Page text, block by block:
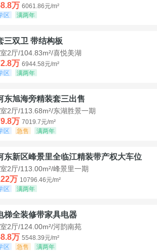
万 6061.86元/m²
区
满两年
三双卫 带结构板
2厅/104.83m²/喜悦美湖
万 6944.58元/m²
区
满两年
东旭海旁精装套三出售
2厅/113.68m²/东湖胜景一期
万 7019.7元/m²
区
急售 满两年
东新区峰景里全临江精装带产权大车位
2厅/113.00m²/峰景里一期
万 10796.46元/m²
区
满两年
梯全装修带家具电器
2厅/124.00m²/河韵南苑
万 5548.39元/m²
区
急售 满两年